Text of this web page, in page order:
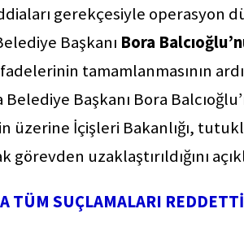
gerekçesiyle operasyon
Başkanı Bora
ifadelerinin tamamlanmasının
Başkanı Bora
üzerine İçişleri Bakanlığı,
uzaklaştırıldığını
TÜM SUÇLAMALARI REDDETTİ